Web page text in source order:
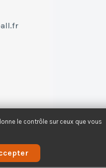
le contrôle sur ceux que vous